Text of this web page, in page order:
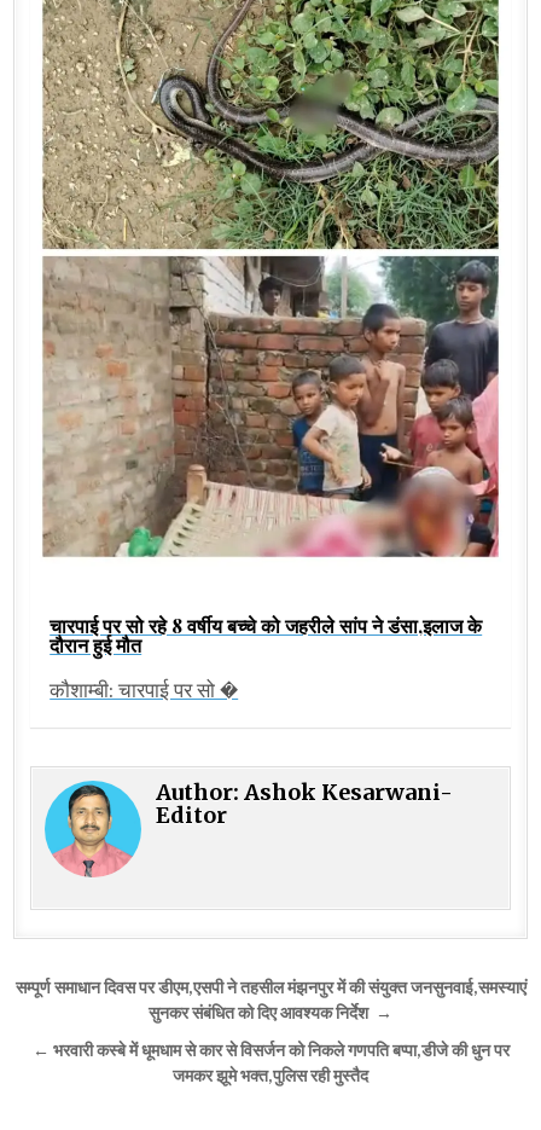
चारपाई पर सो रहे 8 वर्षीय बच्चे को जहरीले सांप ने डंसा,इलाज के
दौरान हुई मौत
कौशाम्बी: चारपाई पर सो �
Author:Ashok Kesarwani-
Editor
Post
navigation
सम्पूर्ण समाधान दिवस पर डीएम,एसपी ने तहसील मंझनपुर में की संयुक्त जनसुनवाई,समस्याएं
सुनकर संबंधित को दिए आवश्यक निर्देश →
← भरवारी कस्बे में धूमधाम से कार से विसर्जन को निकले गणपति बप्पा,डीजे की धुन पर
जमकर झूमे भक्त,पुलिस रही मुस्तैद